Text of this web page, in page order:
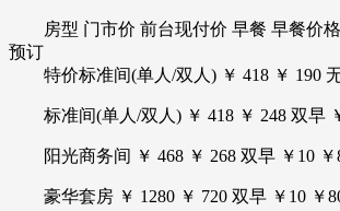
房型 门市价 前台现付价 早餐 早餐价格
预订
特价标准间(单人/双人) ￥ 418 ￥ 190
标准间(单人/双人) ￥ 418 ￥ 248 双早
阳光商务间 ￥ 468 ￥ 268 双早 ￥10 ￥
豪华套房 ￥ 1280 ￥ 720 双早 ￥10 ￥